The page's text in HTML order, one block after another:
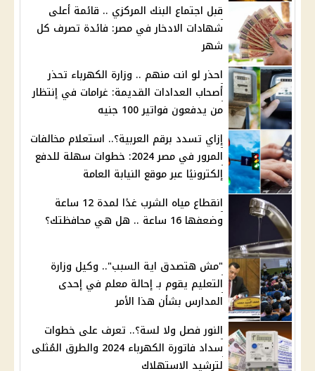
قبل اجتماع البنك المركزي .. قائمة أعلى
شهادات الادخار في مصر: فائدة تصرف كل
شهر
احذر لو انت منهم .. وزارة الكهرباء تحذر
أصحاب العدادات القديمة: غرامات في إنتظار
من يدفعون فواتير 100 جنيه
إزاي تسدد برقم العربية؟.. استعلام مخالفات
المرور في مصر 2024: خطوات سهلة للدفع
إلكترونيًا عبر موقع النيابة العامة
انقطاع مياه الشرب غدًا لمدة 12 ساعة
وضعفها 16 ساعة .. هل هي محافظتك؟
"مش هتصدق اية السبب".. وكيل وزارة
التعليم يقوم بـ إحالة معلم في إحدى
المدارس بشأن هذا الأمر
النور فصل ولا لسة؟.. تعرف على خطوات
سداد فاتورة الكهرباء 2024 والطرق المُثلى
لترشيد الاستهلاك